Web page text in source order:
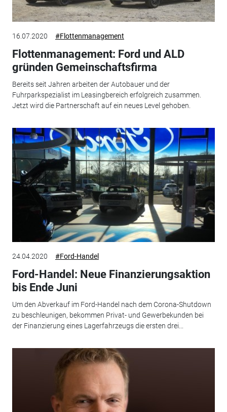
16.07.2020 #Flottenmanagement
Flottenmanagement: Ford und ALD
gründen Gemeinschaftsfirma
Bereits seit Jahren arbeiten der Autobauer und der
Fuhrparkspezialist im Leasingbereich erfolgreich zusammen.
Jetzt wird die Partnerschaft auf ein neues Level gehoben.
24.04.2020 #Ford-Handel
Ford-Handel: Neue Finanzierungsaktion
bis Ende Juni
Um den Abverkauf im Ford-Handel nach dem Corona-Shutdown
zu beschleunigen, bekommen Privat- und Gewerbekunden bei
der Finanzierung eines Lagerfahrzeugs die ersten drei...